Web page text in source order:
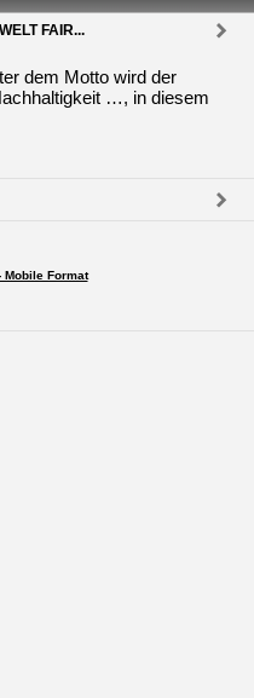
FAIR...
dem Motto wird der
…, in diesem
Mobile Format